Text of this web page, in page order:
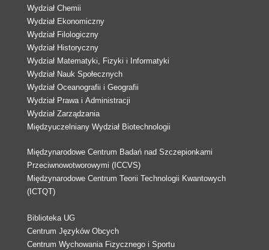
Wydział Chemii
Wydział Ekonomiczny
Wydział Filologiczny
Wydział Historyczny
Wydział Matematyki, Fizyki i Informatyki
Wydział Nauk Społecznych
Wydział Oceanografii i Geografii
Wydział Prawa i Administracji
Wydział Zarządzania
Międzyuczelniany Wydział Biotechnologii
Międzynarodowe Centrum Badań nad Szczepionkami
Przeciwnowotworowymi (ICCVS)
Międzynarodowe Centrum Teorii Technologii Kwantowych
(ICTQT)
Biblioteka UG
Centrum Języków Obcych
Centrum Wychowania Fizycznego i Sportu